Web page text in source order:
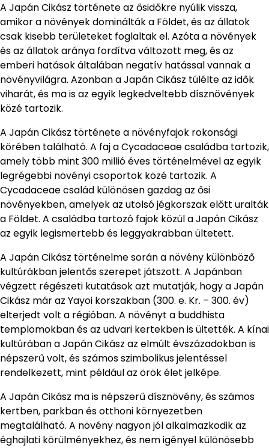
A Japán Cikász története az ősidőkre nyúlik vissza,
amikor a növények dominálták a Földet, és az állatok
csak kisebb területeket foglaltak el. Azóta a növények
és az állatok aránya fordítva változott meg, és az
emberi hatások általában negatív hatással vannak a
növényvilágra. Azonban a Japán Cikász túlélte az idők
viharát, és ma is az egyik legkedveltebb dísznövények
közé tartozik.
A Japán Cikász története a növényfajok rokonsági
körében található. A faj a Cycadaceae családba tartozik,
amely több mint 300 millió éves történelmével az egyik
legrégebbi növényi csoportok közé tartozik. A
Cycadaceae család különösen gazdag az ősi
növényekben, amelyek az utolsó jégkorszak előtt uralták
a Földet. A családba tartozó fajok közül a Japán Cikász
az egyik legismertebb és leggyakrabban ültetett.
A Japán Cikász történelme során a növény különböző
kultúrákban jelentős szerepet játszott. A Japánban
végzett régészeti kutatások azt mutatják, hogy a Japán
Cikász már az Yayoi korszakban (300. e. Kr. – 300. év)
elterjedt volt a régióban. A növényt a buddhista
templomokban és az udvari kertekben is ültették. A kínai
kultúrában a Japán Cikász az elmúlt évszázadokban is
népszerű volt, és számos szimbolikus jelentéssel
rendelkezett, mint például az örök élet jelképe.
A Japán Cikász ma is népszerű dísznövény, és számos
kertben, parkban és otthoni környezetben
megtalálható. A növény nagyon jól alkalmazkodik az
éghajlati körülményekhez, és nem igényel különösebb